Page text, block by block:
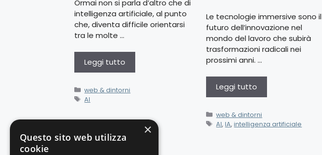
Ormai non si parla d’altro che di
intelligenza artificiale, al punto
che, diventa difficile orientarsi
tra le molte …
Leggi tutto
web & dintorni
AI
Le tecnologie immersive sono il
futuro dell’innovazione nel
mondo del lavoro che subirà
trasformazioni radicali nei
prossimi anni. …
Leggi tutto
web & dintorni
AI,IA,intelligenza artificiale
×
Questo sito web utilizza
cookie